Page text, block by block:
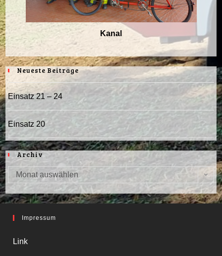
Kanal
Neueste Beiträge
Einsatz 21 – 24
Einsatz 20
Archiv
Archiv
Monat auswählen
Impressum
Link